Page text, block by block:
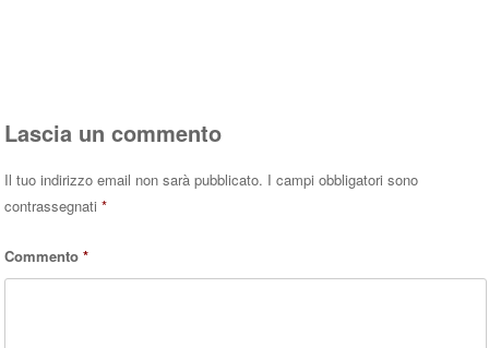
Lascia un commento
Il tuo indirizzo email non sarà pubblicato. I campi obbligatori sono
contrassegnati*
Commento*